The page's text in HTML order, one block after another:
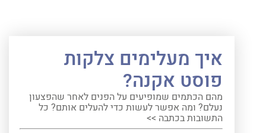
איך מעלימים צלקות
פוסט אקנה?
מהם הכתמים שמופיעים על הפנים לאחר שהפצעון
נעלם? ומה אפשר לעשות כדי להעלים אותם? כל
התשובות בכתבה >>